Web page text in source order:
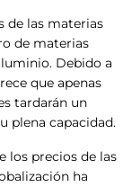
de las materias
de materias
Debido a
que apenas
tardarán un
plena capacidad.
los precios de las
ha